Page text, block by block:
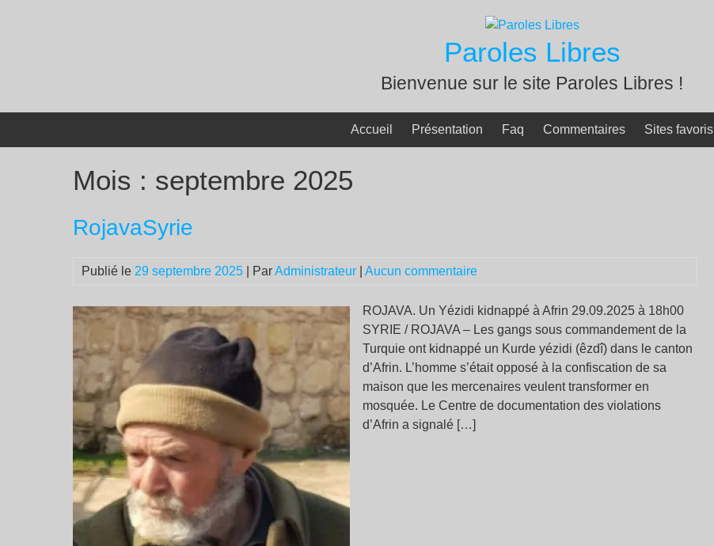
Paroles Libres
Bienvenue sur le site Paroles Libres !
Accueil Présentation Faq Commentaires Sites favoris
Mois : septembre 2025
RojavaSyrie
Publié le 29 septembre 2025 | ParAdministrateur Aucun commentaire
ROJAVA. Un Yézidi kidnappé à Afrin 29.09.2025 à 18h00
SYRIE / ROJAVA – Les gangs sous commandement de la
Turquie ont kidnappé un Kurde yézidi (êzdî) dans le canton
d’Afrin. L’homme s’était opposé à la confiscation de sa
maison que les mercenaires veulent transformer en
mosquée. Le Centre de documentation des violations
d’Afrin a signalé […]